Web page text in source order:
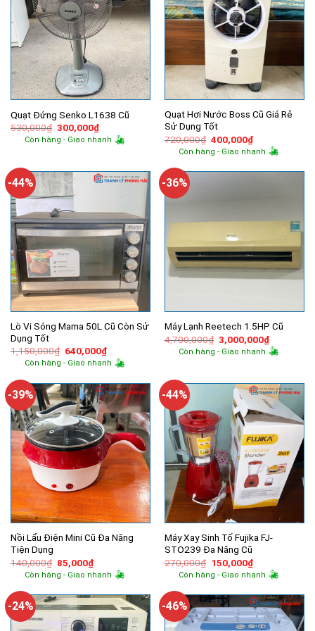
Quạt Đứng Senko L1638 Cũ
530,000₫ Giá
gốc
là:
300,000₫Giá
hiện
tại
Còn hàng - Giao nhanh
Quạt Hơi Nước Boss Cũ Giá Rẻ
Sử Dụng Tốt
720,000₫ Giá
gốc
là:
400,000₫Giá
hiện
tại
400,000₫.
Còn hàng - Giao nhanh
-44%
Lò Vi Sóng Mama 50L Cũ Còn Sử
Dụng Tốt
1,150,000₫ Giá
gốc
là:
640,000₫Giá
hiện
tại
640,000₫.
Còn hàng - Giao nhanh
-36%
Máy Lạnh Reetech 1.5HP Cũ
4,700,000₫ Giá
gốc
là:
3,000,000₫Giá
hiện
tại
Còn hàng - Giao nhanh
-39%
Nồi Lẩu Điện Mini Cũ Đa Năng
Tiện Dụng
140,000₫ Giá
gốc
là:
85,000₫Giá
hiện
tại
85,000₫.
Còn hàng - Giao nhanh
-44%
Máy Xay Sinh Tố Fujika FJ-
STO239 Đa Năng Cũ
270,000₫ Giá
gốc
là:
150,000₫Giá
hiện
tại
150,000₫.
Còn hàng - Giao nhanh
-24% -46%